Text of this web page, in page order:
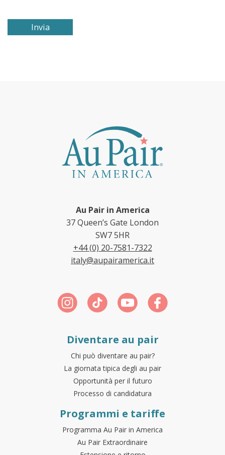
Au Pair in America
37 Queen’s Gate London
SW7 5HR
+44 (0) 20-7581-7322
italy@aupairamerica.it
Diventare au pair
Chi può diventare au pair?
La giornata tipica degli au pair
Opportunità per il futuro
Processo di candidatura
Programmi e tariffe
Programma Au Pair in America
Au Pair Extraordinaire